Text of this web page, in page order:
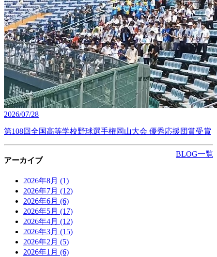
2026/07/28
第108回全国高等学校野球選手権岡山大会 優秀応援団賞受賞
BLOG一覧
アーカイブ
2026年8月 (1)
2026年7月 (12)
2026年6月 (6)
2026年5月 (17)
2026年4月 (12)
2026年3月 (15)
2026年2月 (5)
2026年1月 (6)